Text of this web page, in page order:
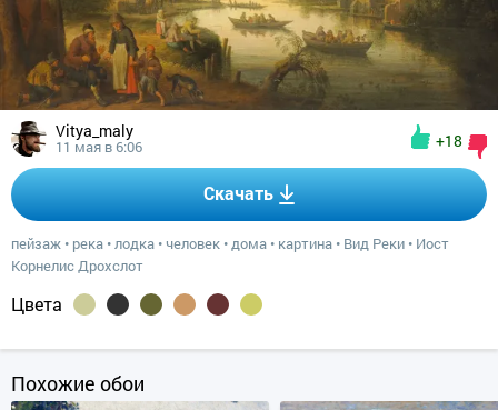
Vitya_maly
11 мая в 6:06 +18
Скачать
пейзаж • река •лодка •человек •дома • картина • Вид Реки • Иост
Корнелис Дрохслот
Цвета
Похожие обои